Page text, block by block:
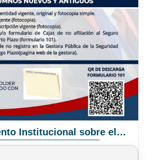
Pronunciamiento Institucional sobre el Proyecto de Ley N° 068/2025-2026 C.S.